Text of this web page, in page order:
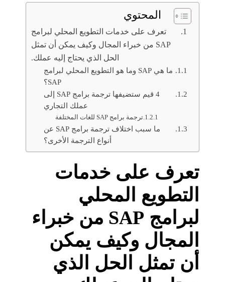
المحتوي
تعرف على خدمات التطويع المحلي لبرامج
SAP من خبراء المجال وكيف يمكن أن تمثل
الحل الذي يحتاج إليه عملك.
ما هي SAP وما هو التطويع المحلي لبرامج
SAP؟
4 قيم ستضيفها ترجمة برامج SAP إلى
عملك التجاري
ترجمة برامج SAP للغات المختلفة
ما سبب اختلاف ترجمة برامج SAP عن
أنواع الترجمة الأخرى؟
تعرف على خدمات
التطويع المحلي
لبرامج SAP من خبراء
المجال وكيف يمكن
أن تمثل الحل الذي